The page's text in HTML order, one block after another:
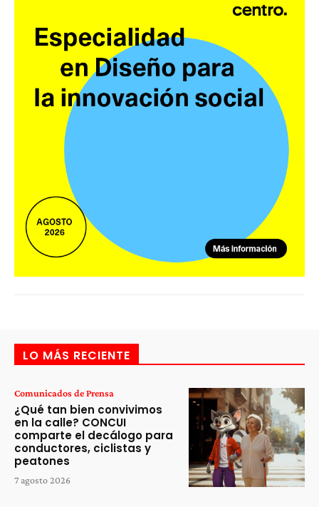
LO MÁS RECIENTE
Comunicados de Prensa
¿Qué tan bien convivimos
en la calle? CONCUI
comparte el decálogo para
conductores, ciclistas y
peatones
7 agosto 2026